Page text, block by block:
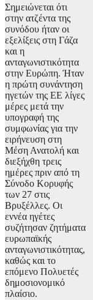
Σημειώνεται ότι
στην ατζέντα της
συνόδου ήταν οι
εξελίξεις στη Γάζα
και η
ανταγωνιστικότητα
στην Ευρώπη. Ήταν
η πρώτη συνάντηση
ηγετών της ΕΕ λίγες
μέρες μετά την
υπογραφή της
συμφωνίας για την
ειρήνευση στη
Μέση Ανατολή και
διεξήχθη τρεις
ημέρες πριν από τη
Σύνοδο Κορυφής
των 27 στις
Βρυξέλλες. Οι
εννέα ηγέτες
συζήτησαν ζητήματα
ευρωπαϊκής
ανταγωνιστικότητας,
καθώς και το
επόμενο Πολυετές
δημοσιονομικό
πλαίσιο.